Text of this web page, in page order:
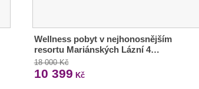
Wellness pobyt v nejhonosnějším
resortu Mariánských Lázní 4…
18 000 Kč
10 399 Kč